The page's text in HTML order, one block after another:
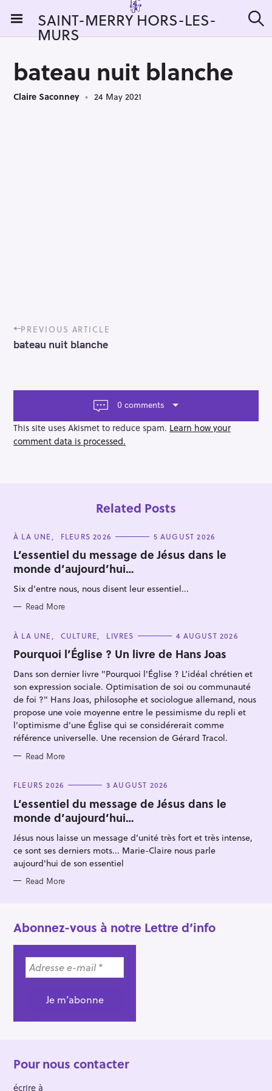
i
SAINT-MERRY HORS-LES-
MURS e
bateau nuit blanche
Claire Saconney 24 May 2021
P
o
s
a
g
a
t
PREVIOUS ARTICLE
bateau nuit blanche
0 comments
This site uses Akismet to reduce spam. Learn how your
comment data is processed.
Related Posts
C
T
E
G
O
R
I
S
À LA UNE FLEURS 2026 5 AUGUST 2026
L’essentiel du message de Jésus dans le
monde d’aujourd’hui…
Six d'entre nous, nous disent leur essentiel...
Read More
C
T
E
O
I
E
S
À LA UNE CULTURE LIVRES 4 AUGUST 2026
Pourquoi l’Église ? Un livre de Hans Joas
Dans son dernier livre "Pourquoi l'Église ? L’idéal chrétien et
son expression sociale. Optimisation de soi ou communauté
de foi ?" Hans Joas, philosophe et sociologue allemand, nous
propose une voie moyenne entre le pessimisme du repli et
l’optimisme d’une Église qui se considérerait comme
référence universelle. Une recension de Gérard Tracol.
Read More
C
T
E
G
O
I
E
S
FLEURS 2026 3 AUGUST 2026
L’essentiel du message de Jésus dans le
monde d’aujourd’hui…
Jésus nous laisse un message d’unité très fort et très intense,
ce sont ses derniers mots... Marie-Claire nous parle
aujourd'hui de son essentiel
Read More
Abonnez-vous à notre Lettre d’info
Pour nous contacter
écrire à
S
e
a
r
c
h
f
o
r